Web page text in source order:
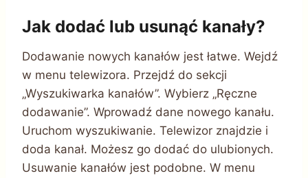
Jak dodać lub usunąć kanały?
Dodawanie nowych kanałów jest łatwe. Wejdź
w menu telewizora. Przejdź do sekcji
„Wyszukiwarka kanałów”. Wybierz „Ręczne
dodawanie”. Wprowadź dane nowego kanału.
Uruchom wyszukiwanie. Telewizor znajdzie i
doda kanał. Możesz go dodać do ulubionych.
Usuwanie kanałów jest podobne. W menu